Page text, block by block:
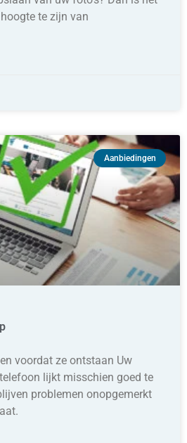
te zijn van
Aanbiedingen
voordat ze ontstaan Uw
lijkt misschien goed te
problemen onopgemerkt